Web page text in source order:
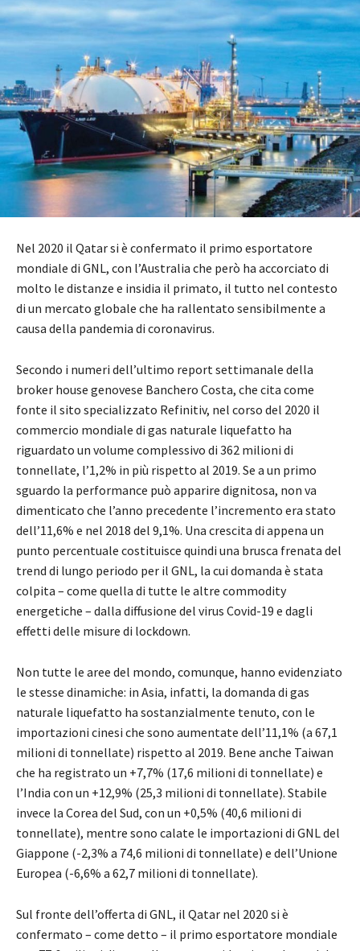
Nel 2020 il Qatar si è confermato il primo esportatore
mondiale di GNL, con l’Australia che però ha accorciato di
molto le distanze e insidia il primato, il tutto nel contesto
di un mercato globale che ha rallentato sensibilmente a
causa della pandemia di coronavirus.
Secondo i numeri dell’ultimo report settimanale della
broker house genovese Banchero Costa, che cita come
fonte il sito specializzato Refinitiv, nel corso del 2020 il
commercio mondiale di gas naturale liquefatto ha
riguardato un volume complessivo di 362 milioni di
tonnellate, l’1,2% in più rispetto al 2019. Se a un primo
sguardo la performance può apparire dignitosa, non va
dimenticato che l’anno precedente l’incremento era stato
dell’11,6% e nel 2018 del 9,1%. Una crescita di appena un
punto percentuale costituisce quindi una brusca frenata del
trend di lungo periodo per il GNL, la cui domanda è stata
colpita – come quella di tutte le altre commodity
energetiche – dalla diffusione del virus Covid-19 e dagli
effetti delle misure di lockdown.
Non tutte le aree del mondo, comunque, hanno evidenziato
le stesse dinamiche: in Asia, infatti, la domanda di gas
naturale liquefatto ha sostanzialmente tenuto, con le
importazioni cinesi che sono aumentate dell’11,1% (a 67,1
milioni di tonnellate) rispetto al 2019. Bene anche Taiwan
che ha registrato un +7,7% (17,6 milioni di tonnellate) e
l’India con un +12,9% (25,3 milioni di tonnellate). Stabile
invece la Corea del Sud, con un +0,5% (40,6 milioni di
tonnellate), mentre sono calate le importazioni di GNL del
Giappone (-2,3% a 74,6 milioni di tonnellate) e dell’Unione
Europea (-6,6% a 62,7 milioni di tonnellate).
Sul fronte dell’offerta di GNL, il Qatar nel 2020 si è
confermato – come detto – il primo esportatore mondiale